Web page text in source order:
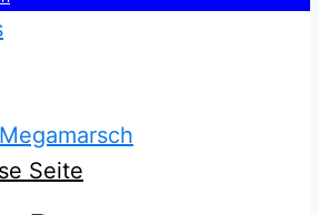
Seite